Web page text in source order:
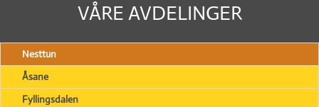
VÅRE AVDELINGER
Nesttun
Åsane
Fyllingsdalen